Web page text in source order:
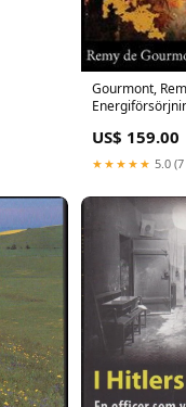
Gourmont,
US$ 159.00
★★★★★ 5.0